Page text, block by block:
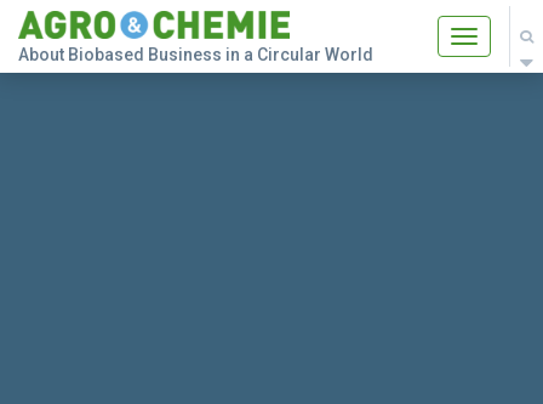
Toggle
About Biobased Business in a Circular World